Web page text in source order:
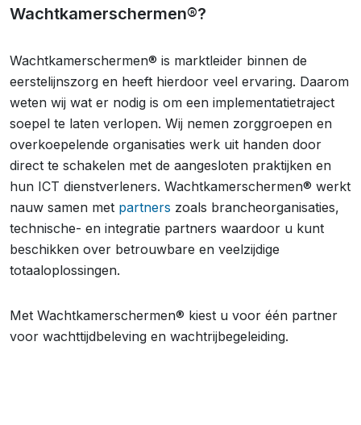
Wachtkamerschermen®?
Wachtkamerschermen® is marktleider binnen de
eerstelijnszorg en heeft hierdoor veel ervaring. Daarom
weten wij wat er nodig is om een implementatietraject
soepel te laten verlopen. Wij nemen zorggroepen en
overkoepelende organisaties werk uit handen door
direct te schakelen met de aangesloten praktijken en
hun ICT dienstverleners. Wachtkamerschermen® werkt
nauw samen met partners zoals brancheorganisaties,
technische- en integratie partners waardoor u kunt
beschikken over betrouwbare en veelzijdige
totaaloplossingen.
Met Wachtkamerschermen® kiest u voor één partner
voor wachttijdbeleving en wachtrijbegeleiding.